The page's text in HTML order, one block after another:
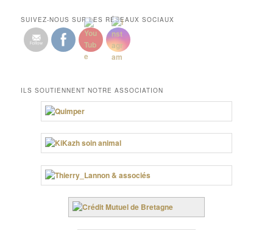
SUIVEZ-NOUS SUR LES RÉSEAUX SOCIAUX
ILS SOUTIENNENT NOTRE ASSOCIATION